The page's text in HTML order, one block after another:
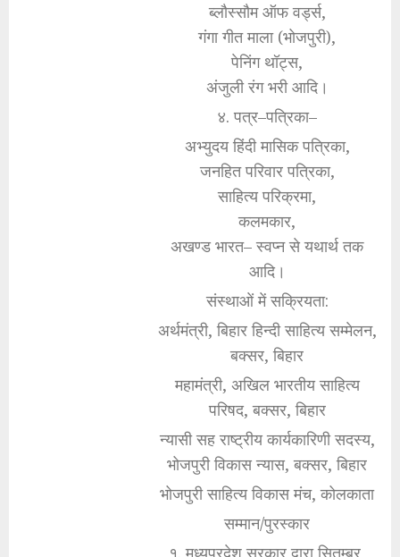
ब्लौस्सौम ऑफ वर्ड्स,
गंगा गीत माला (भोजपुरी),
पेनिंग थॉट्स,
अंजुली रंग भरी आदि।
४. पत्र–पत्रिका–
अभ्युदय हिंदी मासिक पत्रिका,
जनहित परिवार पत्रिका,
साहित्य परिक्रमा,
कलमकार,
अखण्ड भारत– स्वप्न से यथार्थ तक
आदि।
संस्थाओं में सक्रियता:
अर्थमंत्री, बिहार हिन्दी साहित्य सम्मेलन,
बक्सर, बिहार
महामंत्री, अखिल भारतीय साहित्य
परिषद, बक्सर, बिहार
न्यासी सह राष्ट्रीय कार्यकारिणी सदस्य,
भोजपुरी विकास न्यास, बक्सर, बिहार
भोजपुरी साहित्य विकास मंच, कोलकाता
सम्मान/पुरस्कार
१. मध्यप्रदेश सरकार द्वारा सितम्बर,